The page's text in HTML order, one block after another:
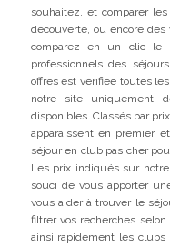
souhaitez, et comparer
découverte, ou encore
comparez en un clic le
professionnels des
offres est vérifiée toutes
notre site uniquement
disponibles. Classés par
apparaissent en premier
séjour en club pas cher
Les prix indiqués sur
souci de vous apporter
vous aider à trouver le
filtrer vos recherches
ainsi rapidement les clubs